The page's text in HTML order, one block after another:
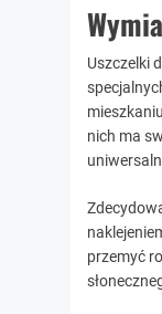
Uszczelki
nich ma
przemyć